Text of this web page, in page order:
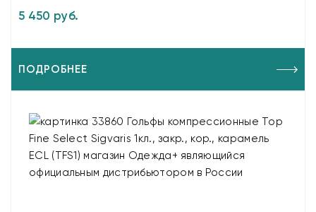
5 450 руб.
ПОДРОБНЕЕ